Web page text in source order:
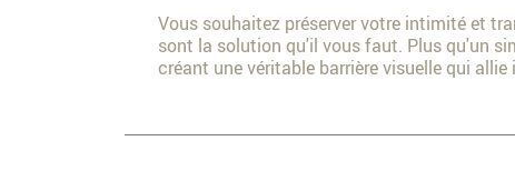
Vous souhaitez préserver votre intimité et
sont la solution qu'il vous faut. Plus qu'un
créant une véritable barrière visuelle qui